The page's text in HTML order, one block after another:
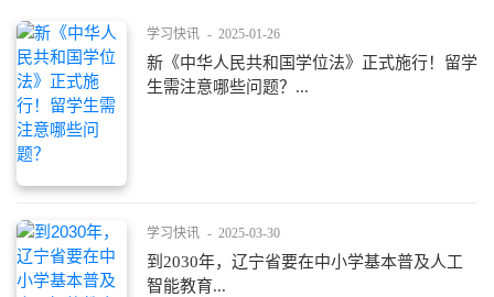
学习快讯 - 2025-01-26
新《中华人民共和国学位法》正式施行！留学
生需注意哪些问题？...
学习快讯 - 2025-03-30
到2030年，辽宁省要在中小学基本普及人工
智能教育...